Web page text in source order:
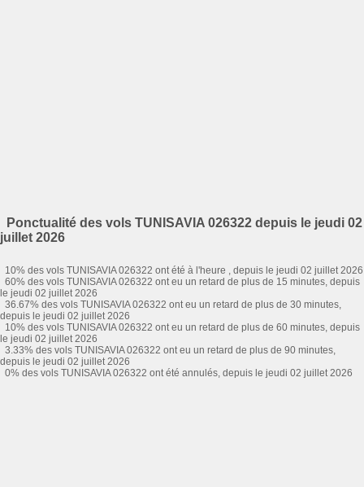
Ponctualité des vols TUNISAVIA 026322 depuis le jeudi 02
juillet 2026
10% des vols TUNISAVIA 026322 ont été à l'heure , depuis le jeudi 02 juillet 2026
60% des vols TUNISAVIA 026322 ont eu un retard de plus de 15 minutes, depuis
le jeudi 02 juillet 2026
36.67% des vols TUNISAVIA 026322 ont eu un retard de plus de 30 minutes,
depuis le jeudi 02 juillet 2026
10% des vols TUNISAVIA 026322 ont eu un retard de plus de 60 minutes, depuis
le jeudi 02 juillet 2026
3.33% des vols TUNISAVIA 026322 ont eu un retard de plus de 90 minutes,
depuis le jeudi 02 juillet 2026
0% des vols TUNISAVIA 026322 ont été annulés, depuis le jeudi 02 juillet 2026